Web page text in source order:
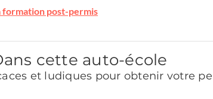
formation post-permis
cette auto-école
et ludiques pour obtenir votre